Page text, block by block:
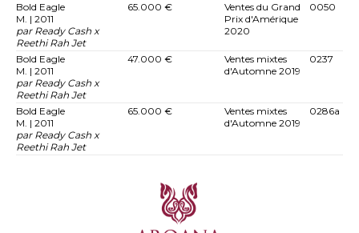
Bold Eagle
M. | 2011
par Ready Cash x
Reethi Rah Jet
65.000 €
Ventes du Grand
Prix d'Amérique
2020
0050
Bold Eagle
M. | 2011
par Ready Cash x
Reethi Rah Jet
47.000 €
Ventes mixtes
d'Automne 2019
0237
Bold Eagle
M. | 2011
par Ready Cash x
Reethi Rah Jet
65.000 €
Ventes mixtes
d'Automne 2019
0286a